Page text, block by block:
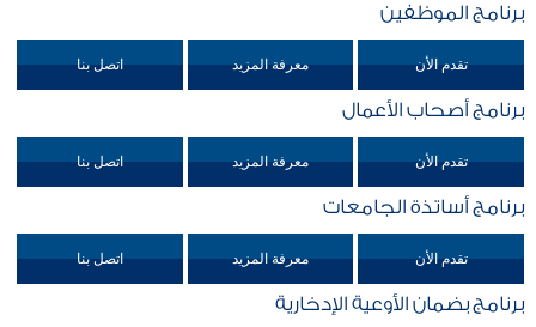
برنامج الموظفين
تقدم الأن معرفة المزيد اتصل بنا
برنامج أصحاب الأعمال
تقدم الأن معرفة المزيد اتصل بنا
برنامج أساتذة الجامعات
تقدم الأن معرفة المزيد اتصل بنا
برنامج بضمان الأوعية الإدخارية